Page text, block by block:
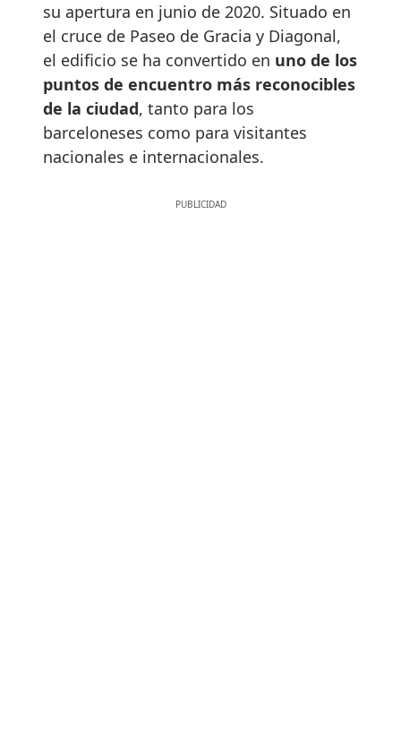
su apertura en junio de 2020. Situado en
el cruce de Paseo de Gracia y Diagonal,
el edificio se ha convertido en uno de los
puntos de encuentro más reconocibles
de la ciudad, tanto para los
barceloneses como para visitantes
nacionales e internacionales.